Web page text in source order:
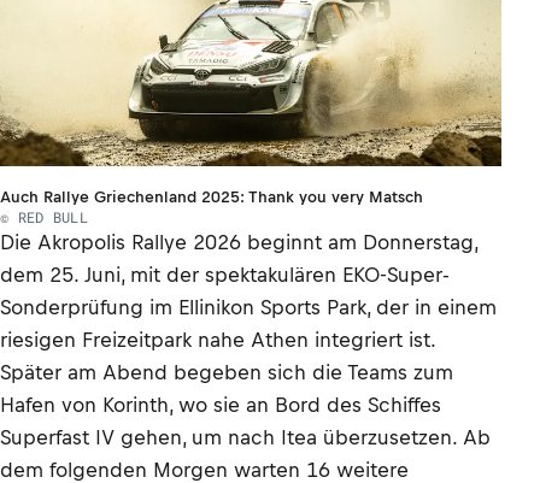
Auch Rallye Griechenland 2025: Thank you very Matsch
© RED BULL
Die Akropolis Rallye 2026 beginnt am Donnerstag,
dem 25. Juni, mit der spektakulären EKO-Super-
Sonderprüfung im Ellinikon Sports Park, der in einem
riesigen Freizeitpark nahe Athen integriert ist.
Später am Abend begeben sich die Teams zum
Hafen von Korinth, wo sie an Bord des Schiffes
Superfast IV gehen, um nach Itea überzusetzen. Ab
dem folgenden Morgen warten 16 weitere